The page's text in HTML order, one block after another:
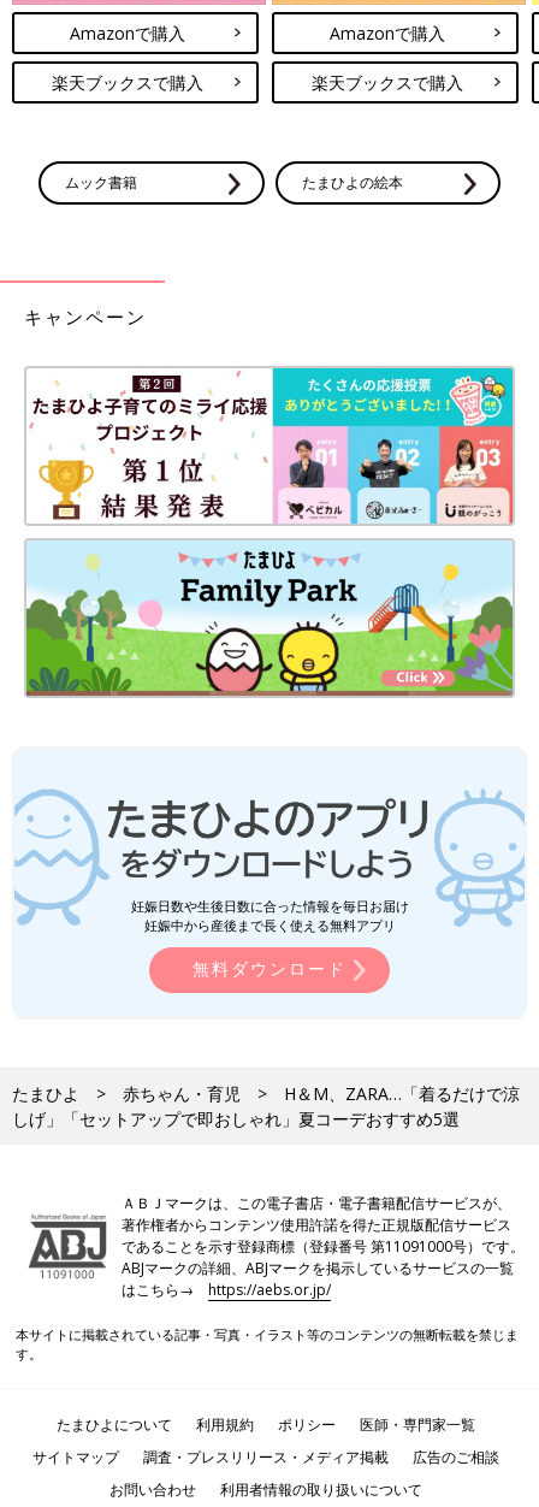
Amazonで購入
楽天ブックスで購入
Amazonで購入
楽天ブックスで購入
ムック書籍 たまひよの絵本
キャンペーン
妊娠日数や生後日数に合った情報を毎日お届け
妊娠中から産後まで長く使える無料アプリ
無料ダウンロード
たまひよ 赤ちゃん・育児
H＆M、ZARA…「着るだけで涼
しげ」「セットアップで即おしゃれ」夏コーデおすすめ5選
ＡＢＪマークは、この電子書店・電子書籍配信サービスが、
著作権者からコンテンツ使用許諾を得た正規版配信サービス
であることを示す登録商標（登録番号 第11091000号）です。
ABJマークの詳細、ABJマークを掲示しているサービスの一覧
はこちら→https://aebs.or.jp/
本サイトに掲載されている記事・写真・イラスト等のコンテンツの無断転載を禁じま
す。
たまひよについて 利用規約 ポリシー
医師・専門家一覧
サイトマップ
調査・プレスリリース・メディア掲載
広告のご相談
お問い合わせ
利用者情報の取り扱いについて